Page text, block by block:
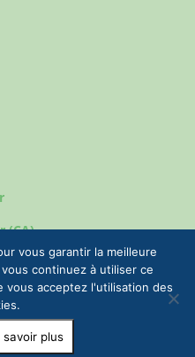
(CA)
Commune de Formiguères |
+33(0)4 68 04 47 35
vous garantir la meilleure
continuez à utiliser ce
vous acceptez l'utilisation des
savoir plus